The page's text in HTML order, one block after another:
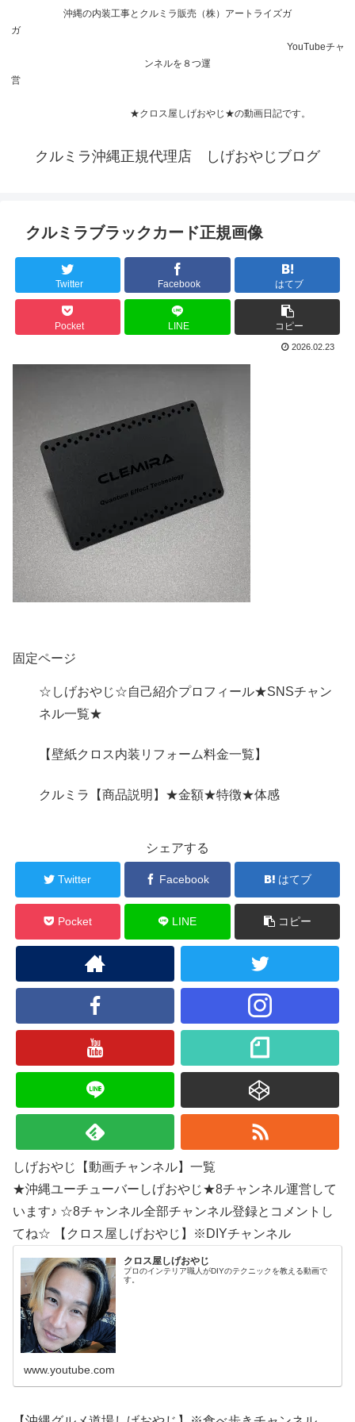
沖縄の内装工事とクルミラ販売（株）アートライズガ
ガ
YouTubeチャ
ンネルを８つ運
営
★クロス屋しげおやじ★の動画日記です。
クルミラ沖縄正規代理店 しげおやじブログ
クルミラブラックカード正規画像
Twitter Facebook はてブ
Pocket LINE コピー
2026.02.23
固定ページ
☆しげおやじ☆自己紹介プロフィール★SNSチャン
ネル一覧★
【壁紙クロス内装リフォーム料金一覧】
クルミラ【商品説明】★金額★特徴★体感
シェアする
Twitter Facebook はてブ
Pocket LINE コピー
しげおやじ【動画チャンネル】一覧
★沖縄ユーチューバーしげおやじ★8チャンネル運営して
います♪ ☆8チャンネル全部チャンネル登録とコメントし
てね☆ 【クロス屋しげおやじ】※DIYチャンネル
クロス屋しげおやじ
プロのインテリア職人がDIYのテクニックを教える動画で
す。
www.youtube.com